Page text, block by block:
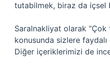
tutabilmek, biraz da içsel
Saralnakliyat olarak “Çok
konusunda sizlere
Diğer içeriklerimizi de